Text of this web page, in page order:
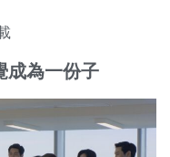
成為一份子